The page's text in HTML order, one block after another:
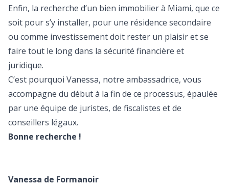
Enfin, la recherche d’un bien immobilier à Miami, que ce
soit pour s’y installer, pour une résidence secondaire
ou comme investissement doit rester un plaisir et se
faire tout le long dans la sécurité financière et
juridique.
C’est pourquoi Vanessa, notre ambassadrice, vous
accompagne du début à la fin de ce processus, épaulée
par une équipe de juristes, de fiscalistes et de
conseillers légaux.
Bonne recherche !
Vanessa de Formanoir